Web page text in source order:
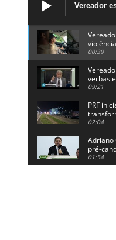
Vereador
política
prefeita
00:39
verbas
09:21
PRF
02:04
Adriano
pré-
Paraíba
01:54